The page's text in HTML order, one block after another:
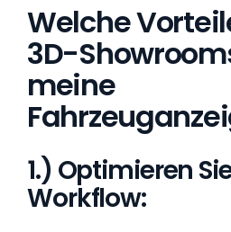
Welche
3D-
meine
1.) Optimieren
Workflow: ‍